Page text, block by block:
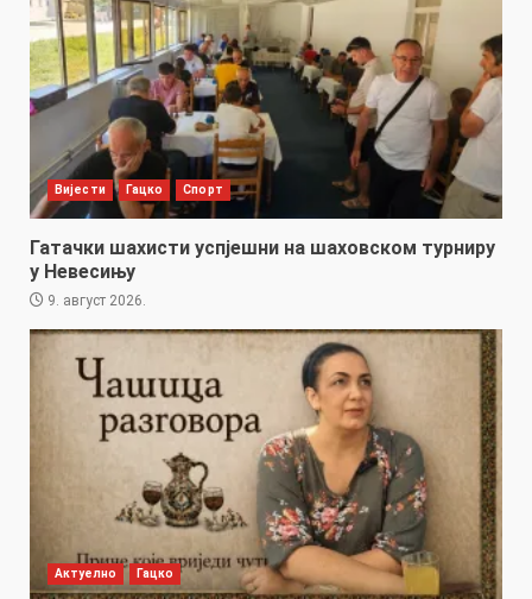
Вијести Гацко Спорт
Гатачки шахисти успјешни на шаховском турниру
у Невесињу
9. август 2026.
Актуелно Гацко